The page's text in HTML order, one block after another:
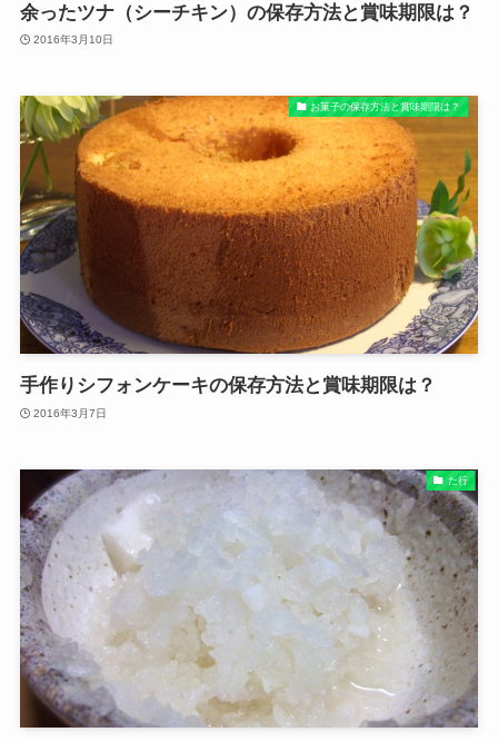
余ったツナ（シーチキン）の保存方法と賞味期限は？
2016年3月10日
お菓子の保存方法と賞味期限は？
手作りシフォンケーキの保存方法と賞味期限は？
2016年3月7日
た行